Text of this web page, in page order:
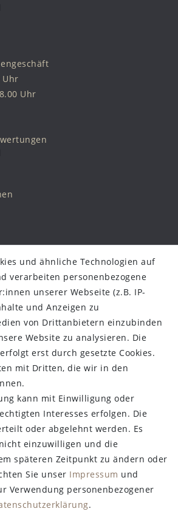
Uhr
Uhr
und ähnliche Technologien auf
verarbeiten personenbezogene
unserer Webseite (z.B. IP-
und Anzeigen zu
von Drittanbietern einzubinden
Website zu analysieren. Die
erst durch gesetzte Cookies.
mit Dritten, die wir in den
kann mit Einwilligung oder
Interesses erfolgen. Die
oder abgelehnt werden. Es
einzuwilligen und die
späteren Zeitpunkt zu ändern oder
Sie unser Impressum und
Verwendung personenbezogener
.